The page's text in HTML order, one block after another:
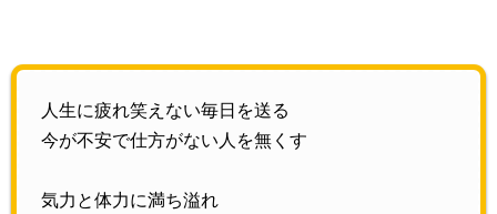
人生に疲れ笑えない毎日を送る
今が不安で仕方がない人を無くす
気力と体力に満ち溢れ